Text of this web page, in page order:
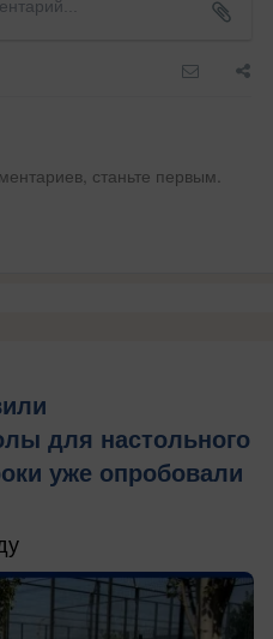
станьте первым.
для настольного
уже опробовали